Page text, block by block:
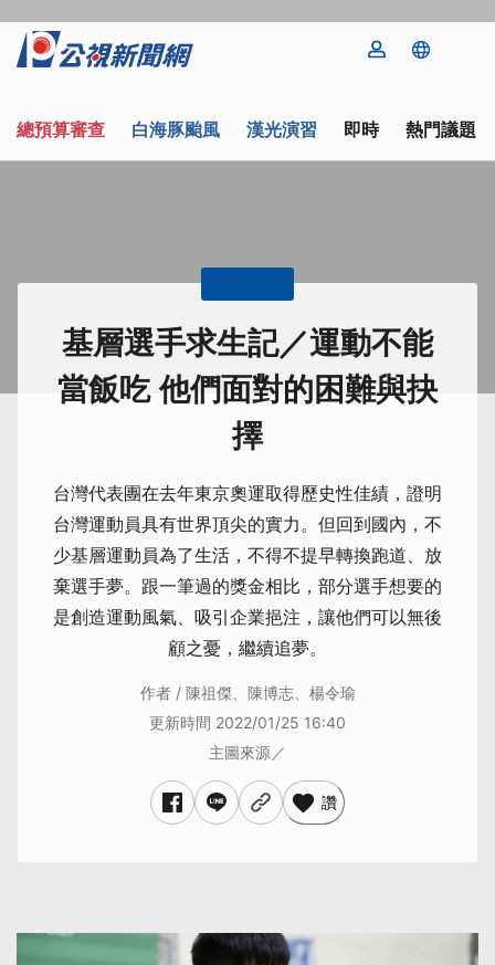
總預算審查 白海豚颱風 漢光演習 即時 熱門議題
基層選手求生記／運動不能
當飯吃 他們面對的困難與抉
擇
台灣代表團在去年東京奧運取得歷史性佳績，證明
台灣運動員具有世界頂尖的實力。但回到國內，不
少基層運動員為了生活，不得不提早轉換跑道、放
棄選手夢。跟一筆過的獎金相比，部分選手想要的
是創造運動風氣、吸引企業挹注，讓他們可以無後
顧之憂，繼續追夢。
作者 / 陳祖傑、陳博志、楊令瑜
更新時間 2022/01/25 16:40
主圖來源／
讚